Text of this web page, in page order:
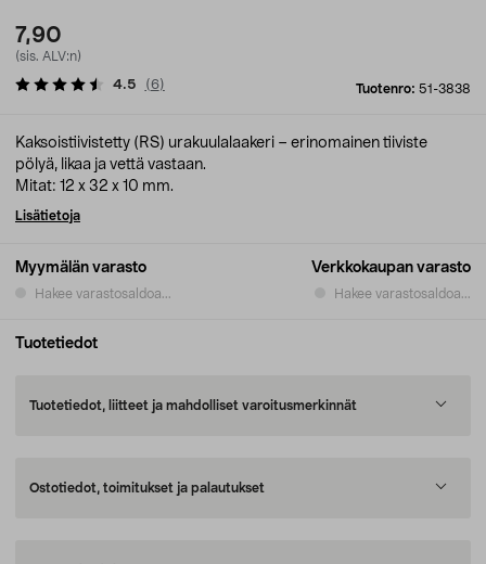
7,90
(sis. ALV:n)
Tuotenro: 51-3838
4.5 (6)
Myymälän varasto
Hakee varastosaldoa...
Verkkokaupan varasto
Hakee varastosaldoa...
Kaksoistiivistetty (RS) urakuulalaakeri – erinomainen tiiviste
pölyä, likaa ja vettä vastaan.
Mitat: 12 x 32 x 10 mm.
Lisätietoja
Tuotetiedot
Tuotetiedot, liitteet ja mahdolliset varoitusmerkinnät
Ostotiedot, toimitukset ja palautukset